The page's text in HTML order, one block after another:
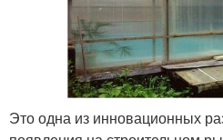
Это одна из инновационных